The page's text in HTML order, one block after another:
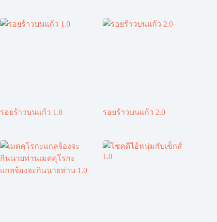
รอยร้าวบนแก้ว 1.0 รอยร้าวบนแก้ว 2.0